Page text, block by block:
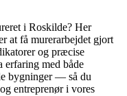
i Roskilde? Her
at få murerarbejdet gjort
og præcise
erfaring med både
bygninger — så du
entreprenør i vores